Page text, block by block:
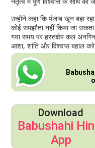
उन्होंने कहा कि पंजाब खून बहा
कोई समझौता नहीं किया जा
गया समय पर हस्तक्षेप कल
आशा, शांति और विश्वास बहाल
Download
Babushahi
App